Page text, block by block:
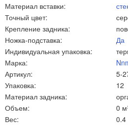
Материал вставки:
Точный цвет:
Крепление задника:
Ножка-подставка:
Да
Индивидуальная упаковка:
Марка:
Артикул:
5-
Упаковка:
12
Материал задника:
Объем:
0
Вес:
0.4